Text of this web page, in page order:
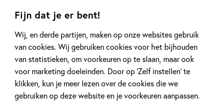
Fijn dat je er bent!
Wij, en derde partijen, maken op onze websites gebruik
van cookies. Wij gebruiken cookies voor het bijhouden
van statistieken, om voorkeuren op te slaan, maar ook
voor marketing doeleinden. Door op ‘Zelf instellen’ te
klikken, kun je meer lezen over de cookies die we
gebruiken op deze website en je voorkeuren aanpassen.
Deel 20
18 50
Hardcover
Deel 19
1850
Hardcover
50